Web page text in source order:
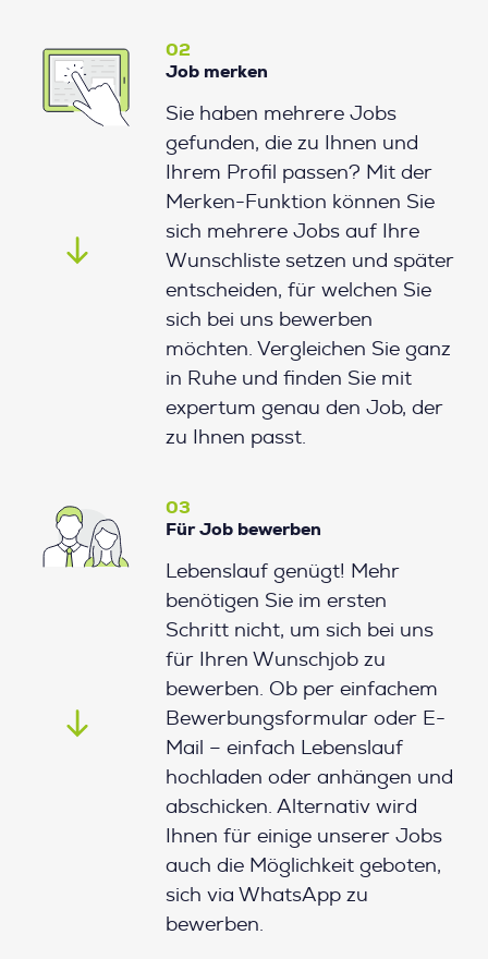
02
Job merken
Sie haben mehrere Jobs
gefunden, die zu Ihnen und
Ihrem Profil passen? Mit der
Merken-Funktion können Sie
sich mehrere Jobs auf Ihre
Wunschliste setzen und später
entscheiden, für welchen Sie
sich bei uns bewerben
möchten. Vergleichen Sie ganz
in Ruhe und finden Sie mit
expertum genau den Job, der
zu Ihnen passt.
03
Für Job bewerben
Lebenslauf genügt! Mehr
benötigen Sie im ersten
Schritt nicht, um sich bei uns
für Ihren Wunschjob zu
bewerben. Ob per einfachem
Bewerbungsformular oder E-
Mail – einfach Lebenslauf
hochladen oder anhängen und
abschicken. Alternativ wird
Ihnen für einige unserer Jobs
auch die Möglichkeit geboten,
sich via WhatsApp zu
bewerben.